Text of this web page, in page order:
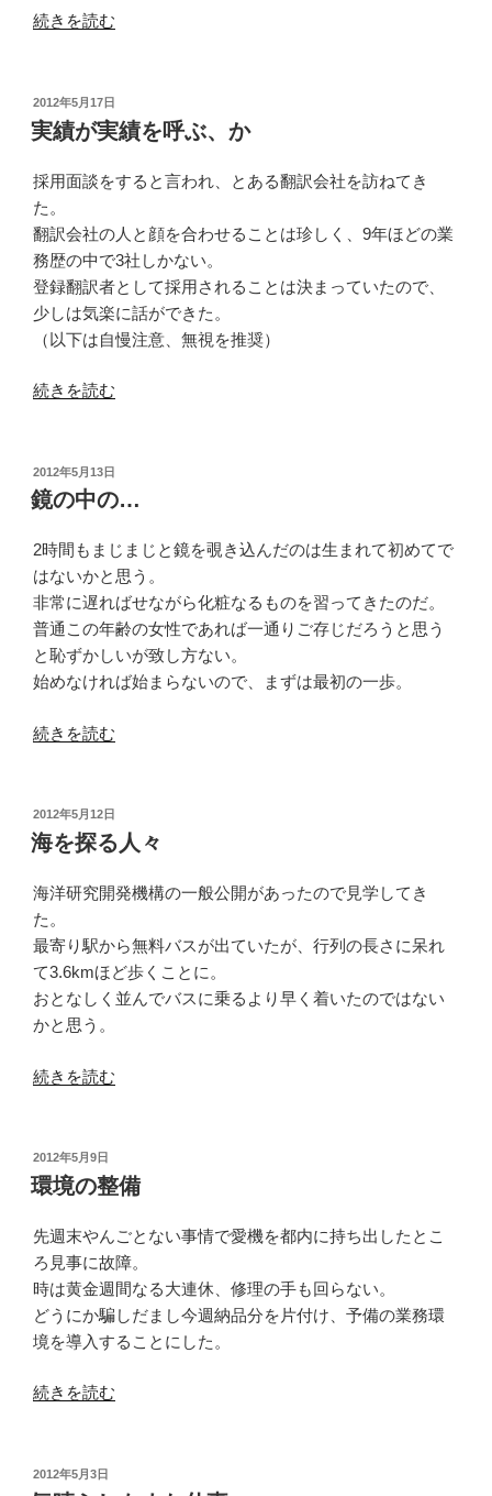
“上
け”
の
続きを読む
投
稿
日:
2012年5月17日
実績が実績を呼ぶ、か
採用面談をすると言われ、とある翻訳会社を訪ねてき
た。
翻訳会社の人と顔を合わせることは珍しく、9年ほどの業
務歴の中で3社しかない。
登録翻訳者として採用されることは決まっていたので、
少しは気楽に話ができた。
（以下は自慢注意、無視を推奨）
“実
実
績
呼
ぶ、
か”
の
続きを読む
投
稿
日:
2012年5月13日
鏡の中の…
2時間もまじまじと鏡を覗き込んだのは生まれて初めてで
はないかと思う。
非常に遅ればせながら化粧なるものを習ってきたのだ。
普通この年齢の女性であれば一通りご存じだろうと思う
と恥ずかしいが致し方ない。
始めなければ始まらないので、まずは最初の一歩。
“鏡
の…”
の
続きを読む
投
稿
日:
2012年5月12日
海を探る人々
海洋研究開発機構の一般公開があったので見学してき
た。
最寄り駅から無料バスが出ていたが、行列の長さに呆れ
て3.6kmほど歩くことに。
おとなしく並んでバスに乗るより早く着いたのではない
かと思う。
“海
る
人々”
続きを読む
投
稿
日:
2012年5月9日
環境の整備
先週末やんごとない事情で愛機を都内に持ち出したとこ
ろ見事に故障。
時は黄金週間なる大連休、修理の手も回らない。
どうにか騙しだまし今週納品分を片付け、予備の業務環
境を導入することにした。
“環
整
続きを読む
投
2012年5月3日